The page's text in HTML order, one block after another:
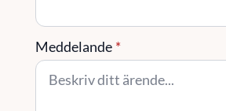
Meddelande *